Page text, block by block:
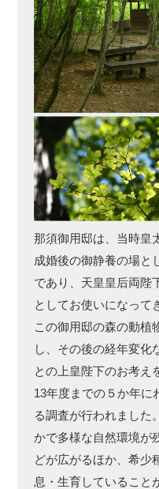
那須御用邸は、当時皇
成婚後の御静養の場と
であり、天皇皇后両陛
としてお使いになって
この御用邸の森の動植
し、その後の経年変化
との上皇陛下のお考え
13年度までの５か年に
る調査が行われました
かで多様な自然環境が
どが広がるほか、希少
息・生育していること